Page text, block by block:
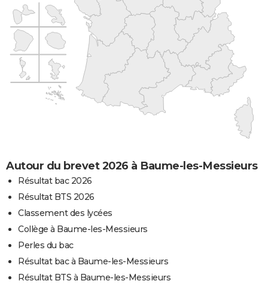
Autour du brevet 2026 à Baume-les-Messieurs
Résultat bac 2026
Résultat BTS 2026
Classement des lycées
Collège à Baume-les-Messieurs
Perles du bac
Résultat bac à Baume-les-Messieurs
Résultat BTS à Baume-les-Messieurs